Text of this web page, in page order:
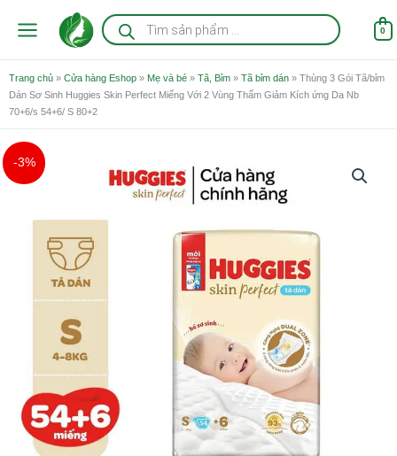
Tìm
kiếm
sản
0
Trang chủ » Cửa hàng Eshop » Mẹ và bé » Tã, Bỉm » Tã bỉm dán » Thùng 3 Gói Tã/bỉm
Dán Sơ Sinh Huggies Skin Perfect Miếng Với 2 Vùng Thấm Giảm Kích ứng Da Nb
70+6/s 54+6/ S 80+2
-3%
giá:
từ
đến
663.000 ₫
gốc
475.000 ₫.
hiện
tại
462.000 ₫.
Thùng
3
Vùng
Thấm
Giảm